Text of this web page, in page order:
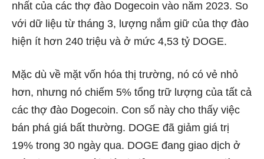
nhất của các thợ đào Dogecoin vào năm 2023. So
với dữ liệu từ tháng 3, lượng nắm giữ của thợ đào
hiện ít hơn 240 triệu và ở mức 4,53 tỷ DOGE.
Mặc dù về mặt vốn hóa thị trường, nó có vẻ nhỏ
hơn, nhưng nó chiếm 5% tổng trữ lượng của tất cả
các thợ đào Dogecoin. Con số này cho thấy việc
bán phá giá bất thường. DOGE đã giảm giá trị
19% trong 30 ngày qua. DOGE đang giao dịch ở